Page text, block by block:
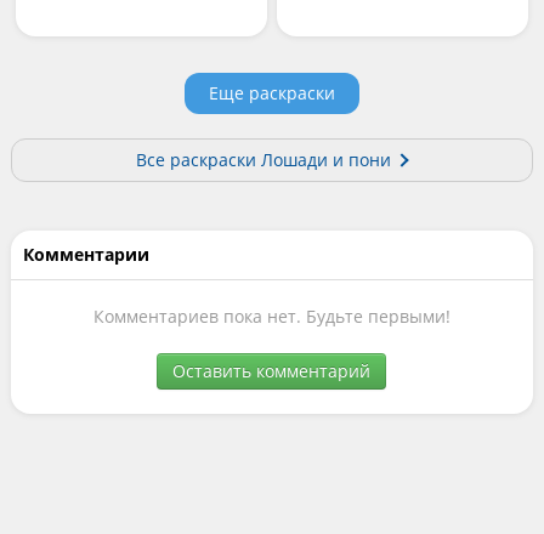
Еще раскраски
Все раскраски Лошади и пони
Комментарии
Комментариев пока нет. Будьте первыми!
Оставить комментарий